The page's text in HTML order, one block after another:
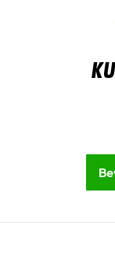
Farbe: Schwarz